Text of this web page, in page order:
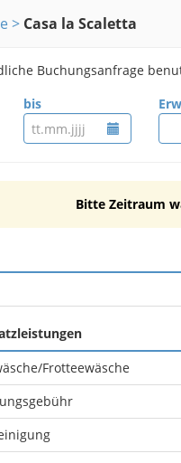
Casa la Scaletta
Buchungsanfrage
bis
Bitte Zeitraum
Frotteewäsche